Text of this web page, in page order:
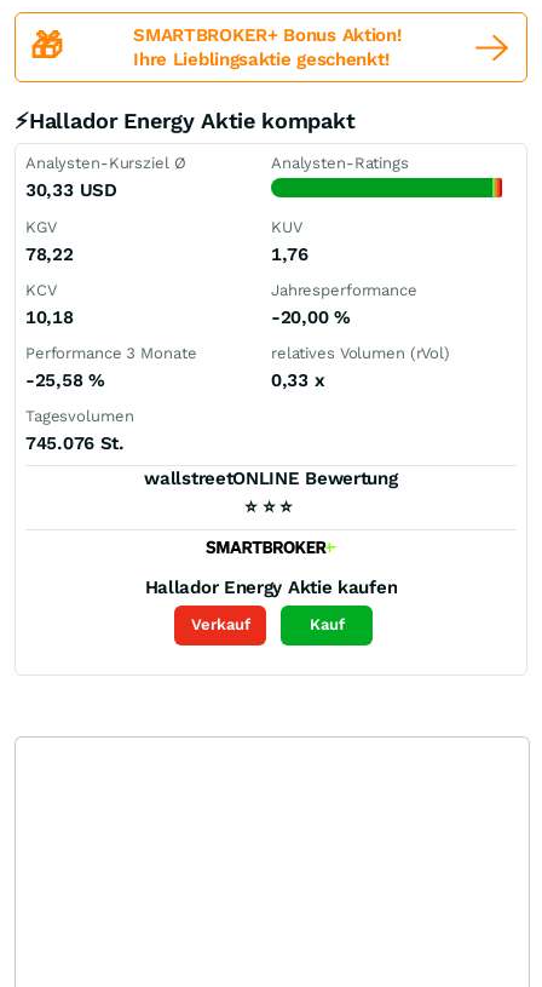
🎁
SMARTBROKER+ Bonus Aktion!
Ihre Lieblingsaktie geschenkt!
⚡Hallador Energy Aktie kompakt
Analysten-Kursziel Ø
30,33 USD
Analysten-Ratings
KGV
78,22
KUV
1,76
KCV
10,18
Jahresperformance
-20,00 %
Performance 3 Monate
-25,58 %
relatives Volumen (rVol)
0,33 x
Tagesvolumen
745.076 St.
wallstreetONLINE Bewertung
⭐ ⭐ ⭐
Hallador Energy Aktie kaufen
Verkauf Kauf